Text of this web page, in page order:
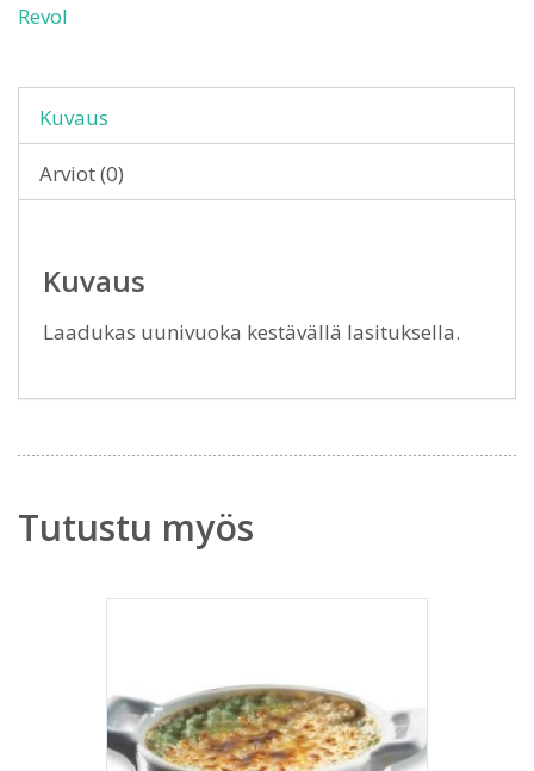
Revol
Kuvaus
Arviot (0)
Kuvaus
Laadukas uunivuoka kestävällä lasituksella.
Tutustu myös